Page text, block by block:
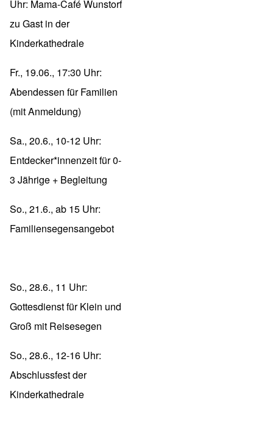
Uhr: Mama-Café Wunstorf
zu Gast in der
Kinderkathedrale
Fr., 19.06., 17:30 Uhr:
Abendessen für Familien
(mit Anmeldung)
Sa., 20.6., 10-12 Uhr:
Entdecker*innenzeit für 0-
3 Jährige + Begleitung
So., 21.6., ab 15 Uhr:
Familiensegensangebot
So., 28.6., 11 Uhr:
Gottesdienst für Klein und
Groß mit Reisesegen
So., 28.6., 12-16 Uhr:
Abschlussfest der
Kinderkathedrale